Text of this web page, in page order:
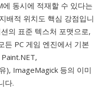
동시에 적재할 수 있다는
배적 위치도 핵심 강점입니
의 표준 텍스처 포맷으로,
든 PC 게임 엔진에서 기본
), ImageMagick 등의 이미
다.